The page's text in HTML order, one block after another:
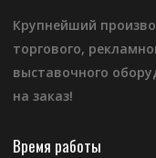
Крупнейший
торгового,
выставочного
на заказ!
Время работы